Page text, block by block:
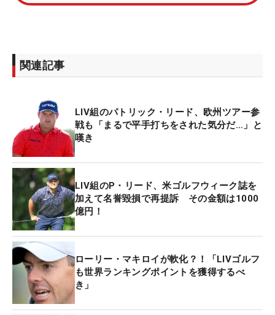
記録。今年初めは25位で迎え、LIVゴルフが開幕し
た6月は36位だった。その後は「全米オープン」で
ルド（欧州）ツアーなどに参戦して「 BMW PGA選
手権」で5位とこれらは世界ランキングポイントを
獲得したが、ランキングは下降の一途をたどってい
る。
「これだけのすばらしい選手、トップ選手と戦って
いるのに、ポイントを獲得できない。この状態が長
引けば世界ランキングのシステムは無意味なものに
なる。正直に言って、すべての人がポイントを獲得
しないと本当のシステムではない」と主張した。
リードは“歴代勝者”として
る権利を有するが、その
関連記事
LIV組のパトリック・リード、欧州ツアー参
戦も「まるで平手打ちをされた気分だ…」と
嘆き
LIV組のP・リード、米ゴルフウィーク誌を
加えて名誉毀損で再提訴 その金額は1000
億円！
ローリー・マキロイが軟化？！「LIVゴルフ
も世界ランキングポイントを獲得するべ
き」